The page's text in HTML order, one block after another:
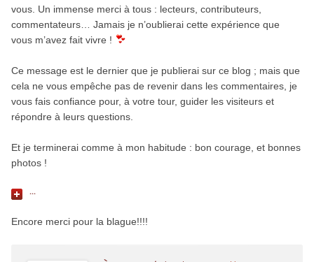
vous. Un immense merci à tous : lecteurs, contributeurs,
commentateurs… Jamais je n’oublierai cette expérience que
vous m’avez fait vivre !
Ce message est le dernier que je publierai sur ce blog ; mais que
cela ne vous empêche pas de revenir dans les commentaires, je
vous fais confiance pour, à votre tour, guider les visiteurs et
répondre à leurs questions.
Et je terminerai comme à mon habitude : bon courage, et bonnes
photos !
...
Encore merci pour la blague!!!!